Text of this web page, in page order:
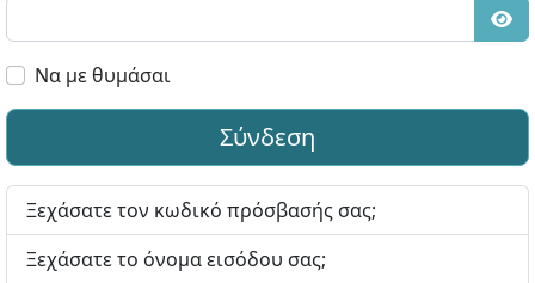
Να με θυμάσαι
Σύνδεση
Ξεχάσατε τον κωδικό πρόσβασής σας;
Ξεχάσατε το όνομα εισόδου σας;